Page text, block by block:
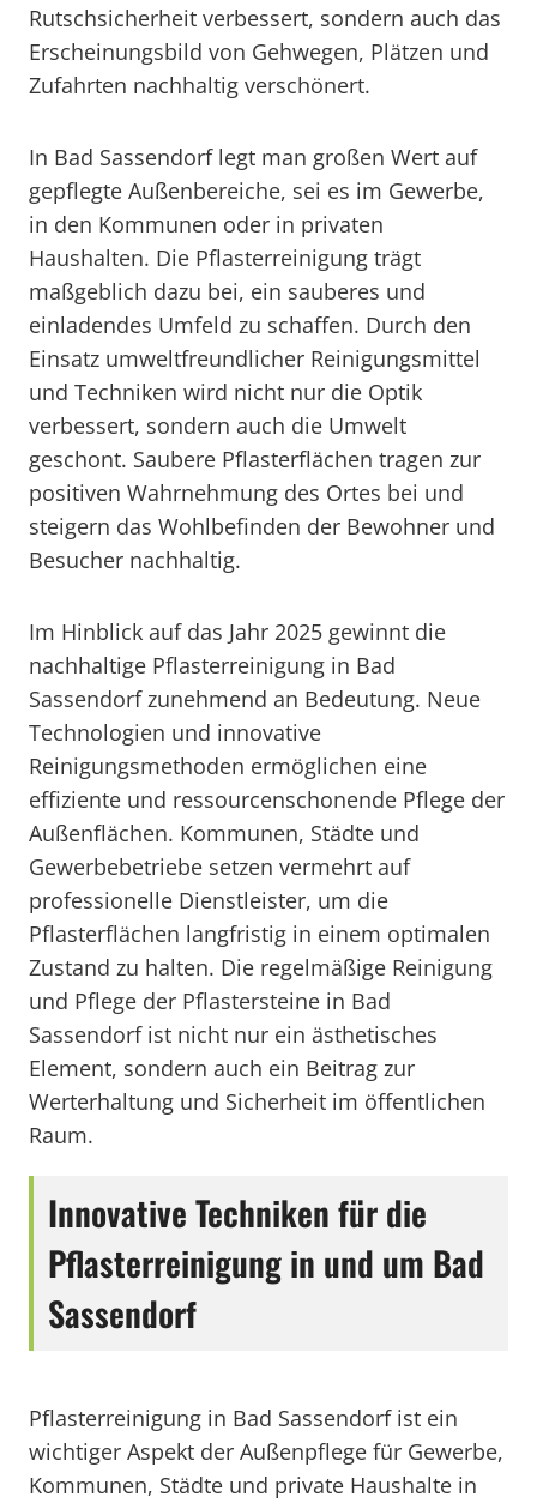
Rutschsicherheit verbessert, sondern auch das
Erscheinungsbild von Gehwegen, Plätzen und
Zufahrten nachhaltig verschönert.
In Bad Sassendorf legt man großen Wert auf
gepflegte Außenbereiche, sei es im Gewerbe,
in den Kommunen oder in privaten
Haushalten. Die Pflasterreinigung trägt
maßgeblich dazu bei, ein sauberes und
einladendes Umfeld zu schaffen. Durch den
Einsatz umweltfreundlicher Reinigungsmittel
und Techniken wird nicht nur die Optik
verbessert, sondern auch die Umwelt
geschont. Saubere Pflasterflächen tragen zur
positiven Wahrnehmung des Ortes bei und
steigern das Wohlbefinden der Bewohner und
Besucher nachhaltig.
Im Hinblick auf das Jahr 2025 gewinnt die
nachhaltige Pflasterreinigung in Bad
Sassendorf zunehmend an Bedeutung. Neue
Technologien und innovative
Reinigungsmethoden ermöglichen eine
effiziente und ressourcenschonende Pflege der
Außenflächen. Kommunen, Städte und
Gewerbebetriebe setzen vermehrt auf
professionelle Dienstleister, um die
Pflasterflächen langfristig in einem optimalen
Zustand zu halten. Die regelmäßige Reinigung
und Pflege der Pflastersteine in Bad
Sassendorf ist nicht nur ein ästhetisches
Element, sondern auch ein Beitrag zur
Werterhaltung und Sicherheit im öffentlichen
Raum.
Innovative Techniken für die
Pflasterreinigung in und um Bad
Sassendorf
Pflasterreinigung in Bad Sassendorf ist ein
wichtiger Aspekt der Außenpflege für Gewerbe,
Kommunen, Städte und private Haushalte in